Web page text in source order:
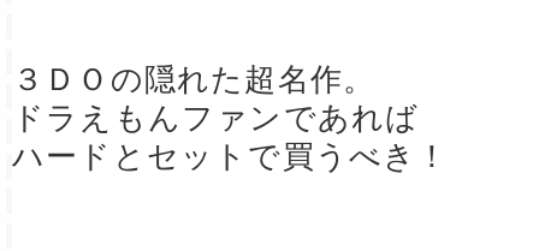
３ＤＯの隠れた超名作。
ドラえもんファンであれば
ハードとセットで買うべき！